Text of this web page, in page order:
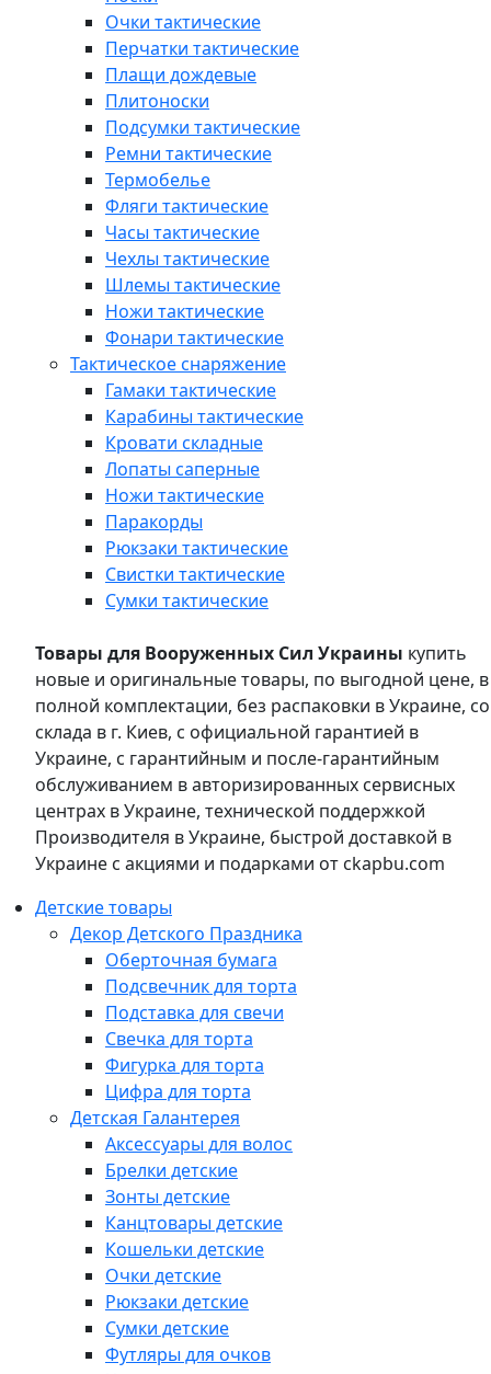
Очки тактические
Перчатки тактические
Плащи дождевые
Плитоноски
Подсумки тактические
Ремни тактические
Термобелье
Фляги тактические
Часы тактические
Чехлы тактические
Шлемы тактические
Ножи тактические
Фонари тактические
Тактическое снаряжение
Гамаки тактические
Карабины тактические
Кровати складные
Лопаты саперные
Ножи тактические
Паракорды
Рюкзаки тактические
Свистки тактические
Сумки тактические
Товары для Вооруженных Сил Украины купить
новые и оригинальные товары, по выгодной цене, в
полной комплектации, без распаковки в Украине, со
склада в г. Киев, с официальной гарантией в
Украине, с гарантийным и после-гарантийным
обслуживанием в авторизированных сервисных
центрах в Украине, технической поддержкой
Производителя в Украине, быстрой доставкой в
Украине с акциями и подарками от ckapbu.com
Детские товары
Декор Детского Праздника
Оберточная бумага
Подсвечник для торта
Подставка для свечи
Свечка для торта
Фигурка для торта
Цифра для торта
Детская Галантерея
Аксессуары для волос
Брелки детские
Зонты детские
Канцтовары детские
Кошельки детские
Очки детские
Рюкзаки детские
Сумки детские
Футляры для очков